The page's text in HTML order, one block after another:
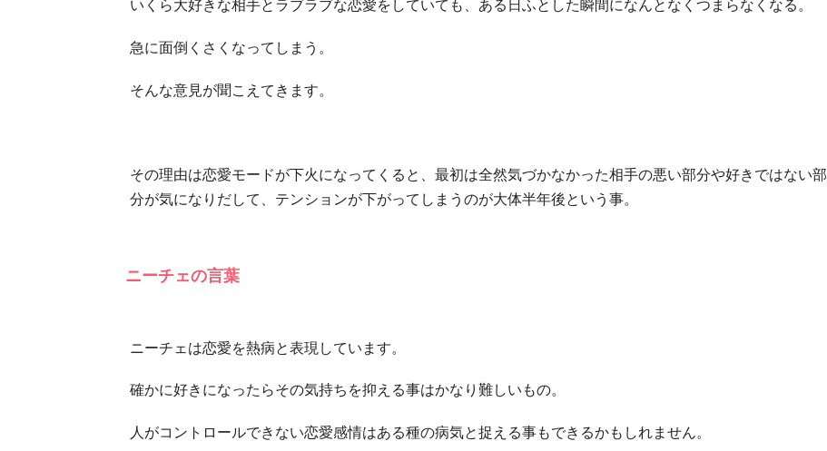
いくら大好きな相手とラブラブな恋愛をしていても、ある日ふとした瞬間になんとなくつまらなくなる。
急に面倒くさくなってしまう。
そんな意見が聞こえてきます。
その理由は恋愛モードが下火になってくると、最初は全然気づかなかった相手の悪い部分や好きではない部
分が気になりだして、テンションが下がってしまうのが大体半年後という事。
ニーチェの言葉
ニーチェは恋愛を熱病と表現しています。
確かに好きになったらその気持ちを抑える事はかなり難しいもの。
人がコントロールできない恋愛感情はある種の病気と捉える事もできるかもしれません。